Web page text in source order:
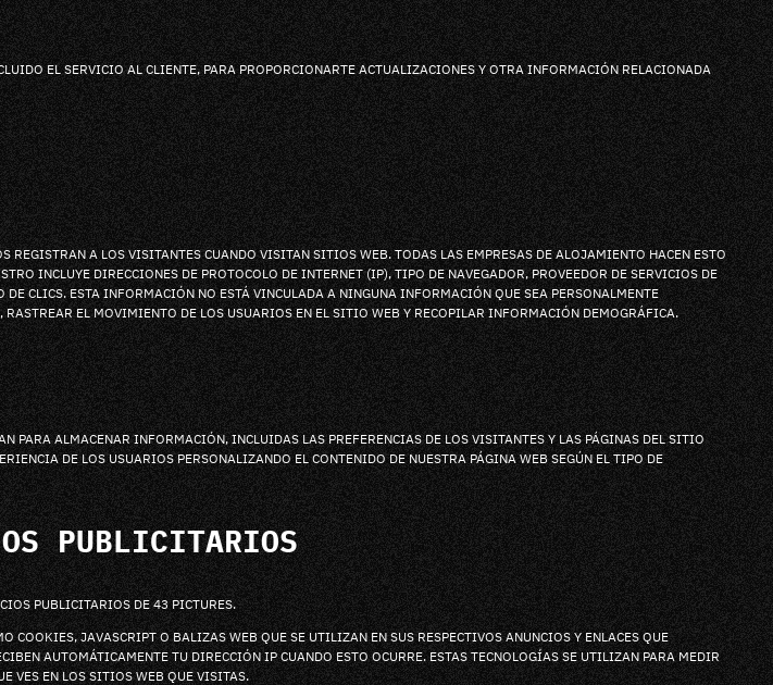
EL SERVICIO AL CLIENTE, PARA PROPORCIONARTE ACTUALIZACIONES Y OTRA INFORMACIÓN RELACIONADA
A LOS VISITANTES CUANDO VISITAN SITIOS WEB. TODAS LAS EMPRESAS DE ALOJAMIENTO HACEN ESTO
INCLUYE DIRECCIONES DE PROTOCOLO DE INTERNET (IP), TIPO DE NAVEGADOR, PROVEEDOR DE SERVICIOS DE
CLICS. ESTA INFORMACIÓN NO ESTÁ VINCULADA A NINGUNA INFORMACIÓN QUE SEA PERSONALMENTE
EL MOVIMIENTO DE LOS USUARIOS EN EL SITIO WEB Y RECOPILAR INFORMACIÓN DEMOGRÁFICA.
ALMACENAR INFORMACIÓN, INCLUIDAS LAS PREFERENCIAS DE LOS VISITANTES Y LAS PÁGINAS DEL SITIO
DE LOS USUARIOS PERSONALIZANDO EL CONTENIDO DE NUESTRA PÁGINA WEB SEGÚN EL TIPO DE
PUBLICITARIOS
PUBLICITARIOS DE 43 PICTURES.
JAVASCRIPT O BALIZAS WEB QUE SE UTILIZAN EN SUS RESPECTIVOS ANUNCIOS Y ENLACES QUE
AUTOMÁTICAMENTE TU DIRECCIÓN IP CUANDO ESTO OCURRE. ESTAS TECNOLOGÍAS SE UTILIZAN PARA MEDIR
VES EN LOS SITIOS WEB QUE VISITAS.